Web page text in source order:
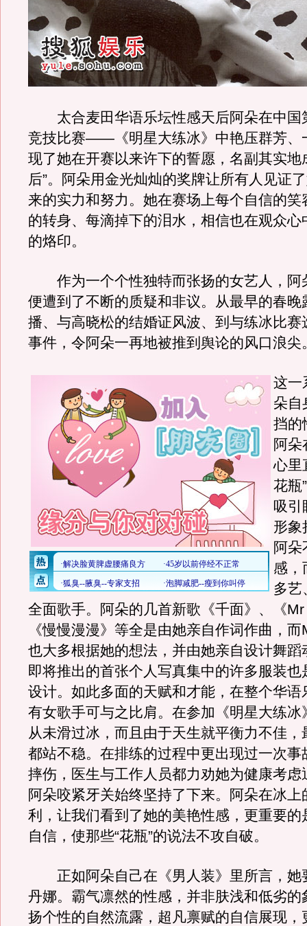
太合麦田华语乐坛性感天后阿朵在中国
竞技比赛——《明星大练冰》中艳压群芳、
现了她在开赛以来许下的誓愿，名副其实地
后”。阿朵用金光灿灿的奖牌让所有人见证
来的实力和努力。她在赛场上每个自信的笑
的转身、每滴掉下的泪水，相信也在观众心
的烙印。
作为一个个性独特而张扬的女艺人，阿
便遭到了不断的质疑和非议。从最早的春晚
播、与高晓松的结婚证风波、到与练冰比赛
事件，令阿朵一再地被推到舆论的风口浪尖
这一
朵自
挡的
阿朵
心里
花瓶
吸引
形象
阿朵
感，
多艺
全面歌手。阿朵的几首新歌《千面》、《
《慢慢漫漫》等全是由她亲自作词作曲，
也大多根据她的想法，并由她亲自设计舞蹈
即将推出的首张个人写真集中的许多服装也
设计。如此多面的天赋和才能，在整个华语
有女歌手可与之比肩。在参加《明星大练冰
从未滑过冰，而且由于天生就平衡力不佳，
都站不稳。在排练的过程中更出现过一次事
摔伤，医生与工作人员都力劝她为健康考虑
阿朵咬紧牙关始终坚持了下来。阿朵在冰上
利，让我们看到了她的美艳性感，更重要的
自信，使那些“花瓶”的说法不攻自破。
正如阿朵自己在《男人装》里所言，她
丹娜。霸气凛然的性感，并非肤浅和低劣的
扬个性的自然流露，超凡禀赋的自信展现，